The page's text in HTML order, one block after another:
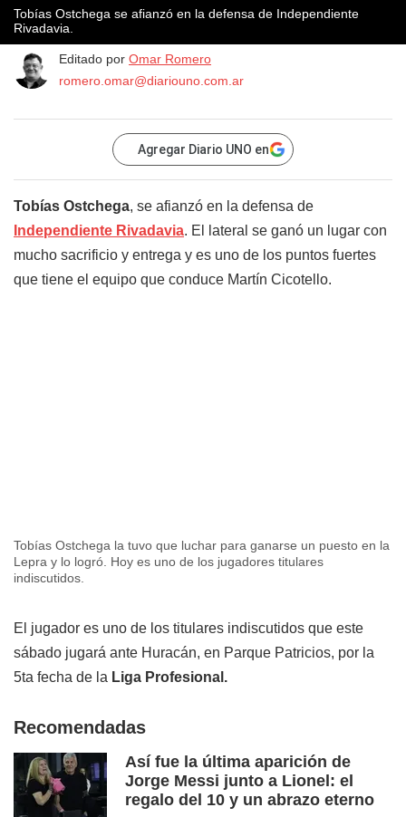
Tobías Ostchega se afianzó en la defensa de Independiente
Rivadavia.
Editado por Omar Romero
romero.omar@diariouno.com.ar
Agregar Diario UNO en
Tobías Ostchega, se afianzó en la defensa de
Independiente Rivadavia. El lateral se ganó un lugar con
mucho sacrificio y entrega y es uno de los puntos fuertes
que tiene el equipo que conduce Martín Cicotello.
Tobías Ostchega la tuvo que luchar para ganarse un puesto en la
Lepra y lo logró. Hoy es uno de los jugadores titulares
indiscutidos.
El jugador es uno de los titulares indiscutidos que este
sábado jugará ante Huracán, en Parque Patricios, por la
5ta fecha de la Liga Profesional.
Recomendadas
Así fue la última aparición de
Jorge Messi junto a Lionel: el
regalo del 10 y un abrazo eterno